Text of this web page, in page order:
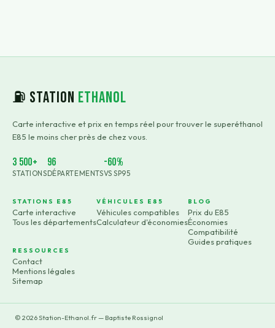
⛽ Station Ethanol
Carte interactive et prix en temps réel pour trouver le superéthanol
E85 le moins cher près de chez vous.
3 500+
STATIONS
96
DÉPARTEMENTS
-60%
VS SP95
STATIONS E85
Carte interactive
Tous les départements
VÉHICULES E85
Véhicules compatibles
Calculateur d'économies
BLOG
Prix du E85
Économies
Compatibilité
Guides pratiques
RESSOURCES
Contact
Mentions légales
Sitemap
© 2026Station-Ethanol.fr — Baptiste Rossignol